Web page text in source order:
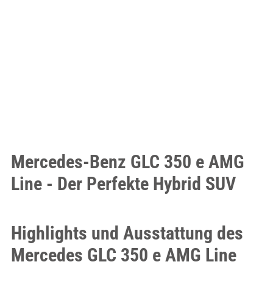
Mercedes-Benz GLC 350 e AMG
Line - Der Perfekte Hybrid SUV
Highlights und Ausstattung des
Mercedes GLC 350 e AMG Line